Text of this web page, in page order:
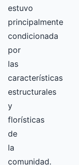
estuvo
principalmente
condicionada
por
las
características
estructurales
y
florísticas
de
la
comunidad.